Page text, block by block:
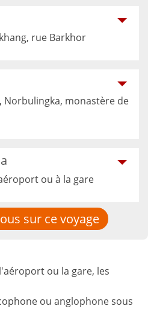
rue Barkhor
Norbulingka, monastère de
ou à la gare
sur ce voyage
ou la gare, les
ou anglophone sous